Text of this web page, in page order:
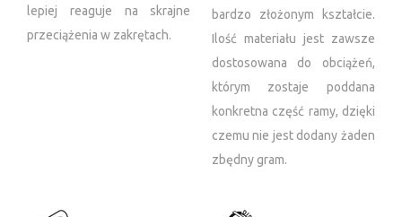
lepiej reaguje na skrajne
przeciążenia w zakrętach.
bardzo złożonym kształcie.
Ilość materiału jest zawsze
dostosowana do obciążeń,
którym zostaje poddana
konkretna część ramy, dzięki
czemu nie jest dodany żaden
zbędny gram.